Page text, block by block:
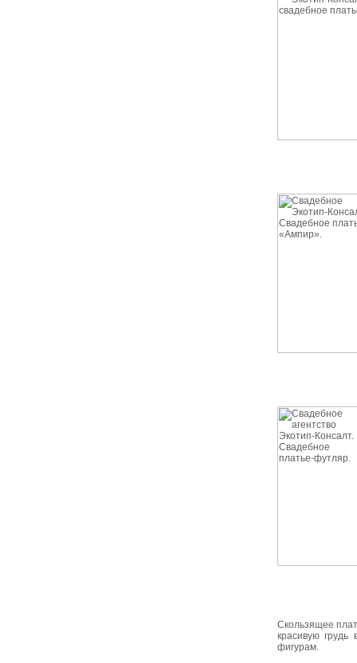
Скользящее
красивую
фигурам.